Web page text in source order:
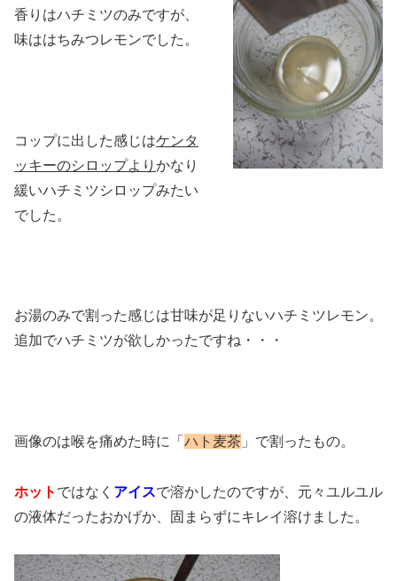
香りはハチミツのみですが、
味ははちみつレモンでした。
コップに出した感じはケンタ
ッキーのシロップより かなり
緩いハチミツシロップみたい
でした。
お湯のみで割った感じは甘味が足りないハチミツレモン。
追加でハチミツが欲しかったですね・・・
画像のは喉を痛めた時に「 ハト麦茶 」で割ったもの。
ホット ではなく アイスで溶かしたのですが、元々ユルユル
の液体だったおかげか、固まらずにキレイ溶けました。